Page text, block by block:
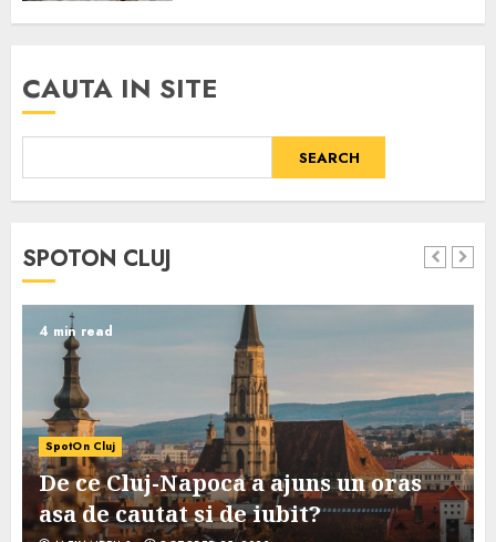
CAUTA IN SITE
SEARCH
SPOTON CLUJ
4 min read
SpotOn Cluj
De ce Cluj-Napoca a ajuns un oras
asa de cautat si de iubit?